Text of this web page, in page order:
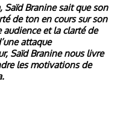
Branine sait que son
de ton en cours sur son
et la clarté de
attaque
Saïd Branine nous livre
les motivations de